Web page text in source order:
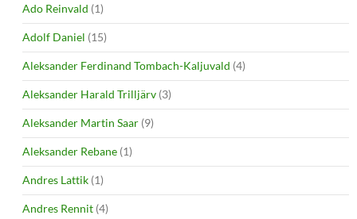
Ado Reinvald (1)
Adolf Daniel (15)
Aleksander Ferdinand Tombach-Kaljuvald (4)
Aleksander Harald Trilljärv (3)
Aleksander Martin Saar (9)
Aleksander Rebane (1)
Andres Lattik (1)
Andres Rennit (4)